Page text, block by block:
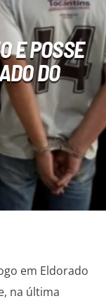
E POSSE
DO
em Eldorado
na última